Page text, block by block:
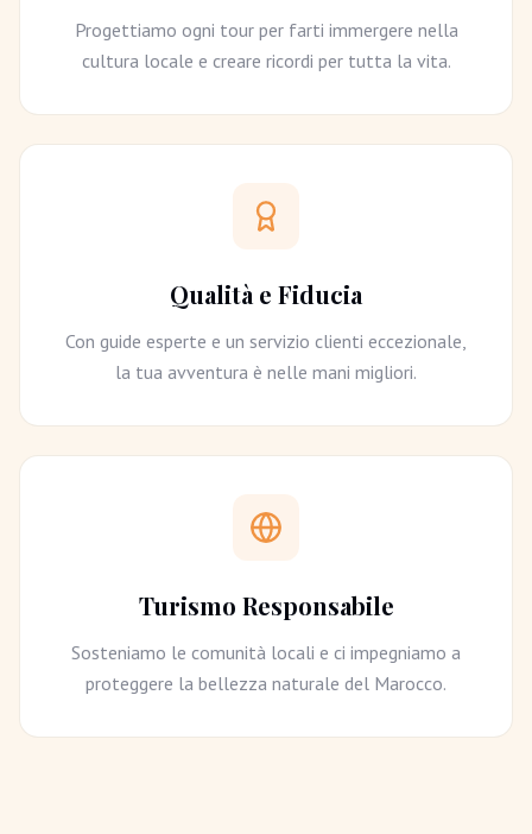
Progettiamo ogni tour per farti immergere nella
cultura locale e creare ricordi per tutta la vita.
Qualità e Fiducia
Con guide esperte e un servizio clienti eccezionale,
la tua avventura è nelle mani migliori.
Turismo Responsabile
Sosteniamo le comunità locali e ci impegniamo a
proteggere la bellezza naturale del Marocco.